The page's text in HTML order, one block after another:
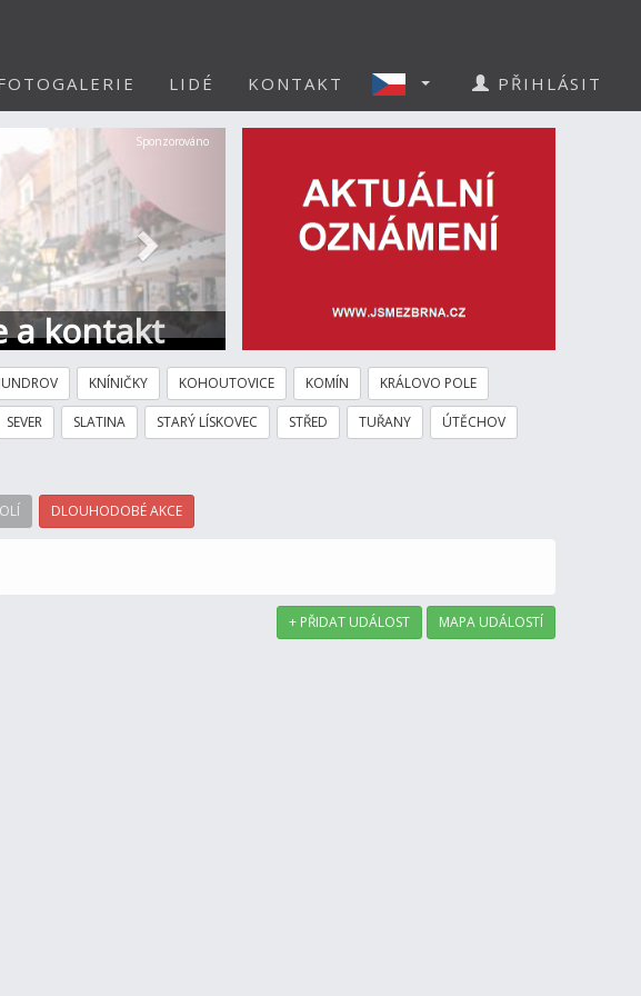
LIDÉ KONTAKT PŘIHLÁSIT
a kontakt
Další
Sponzorováno
JUNDROV KNÍNIČKY KOHOUTOVICE KOMÍN KRÁLOVO POLE
SEVER SLATINA STARÝ LÍSKOVEC STŘED TUŘANY ÚTĚCHOV
DLOUHODOBÉ AKCE
+ PŘIDAT UDÁLOST MAPA UDÁLOSTÍ